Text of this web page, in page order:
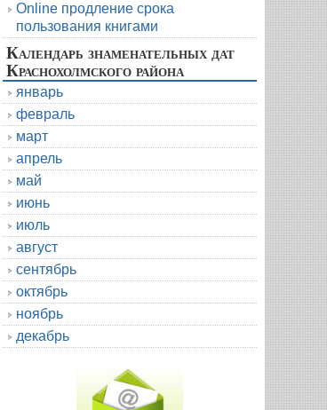
Online продление срока
пользования книгами
Календарь знаменательных дат
Краснохолмского района
январь
февраль
март
апрель
май
июнь
июль
август
сентябрь
октябрь
ноябрь
декабрь